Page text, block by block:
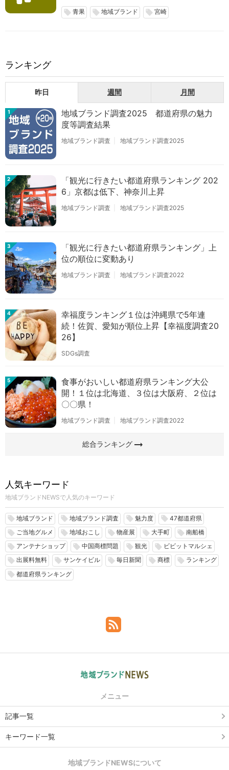
local_offer 青果 local_offer 地域ブランド local_offer 宮崎
ランキング
昨日 週間 月間
1
地域ブランド調査2025 都道府県の魅力
度等調査結果
地域ブランド調査 地域ブランド調査2025
2
「観光に行きたい都道府県ランキング 202
6」京都は低下、神奈川上昇
地域ブランド調査 地域ブランド調査2025
3
「観光に行きたい都道府県ランキング」上
位の順位に変動あり
地域ブランド調査 地域ブランド調査2022
4
幸福度ランキング１位は沖縄県で5年連
続！佐賀、愛知が順位上昇【幸福度調査20
26】
SDGs調査
5
食事がおいしい都道府県ランキング大公
開！１位は北海道、３位は大阪府、２位は
〇〇県！
地域ブランド調査 地域ブランド調査2022
総合ランキングarrow_right_alt
人気キーワード
地域ブランドNEWSで人気のキーワード
local_offer 地域ブランド local_offer 地域ブランド調査 local_offer 魅力度 local_offer 47都道府県
local_offer ご当地グルメ local_offer 地域おこし local_offer 物産展 local_offer 大手町 local_offer 南船橋
local_offer アンテナショップ local_offer 中国商標問題 local_offer 観光 local_offer ビビットマルシェ
local_offer 出展料無料 local_offer サンケイビル local_offer 毎日新聞 local_offer 商標 local_offer ランキング
local_offer 都道府県ランキング
メニュー
記事一覧
キーワード一覧
地域ブランドNEWSについて